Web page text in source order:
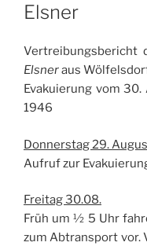
Elsner
Vertreibungsbericht
Elsneraus
Evakuierung vom
1946
Donnerstag 29.
Aufruf zur
Freitag 30.08.
Früh um ½ 5 Uhr
zum Abtransport vor.